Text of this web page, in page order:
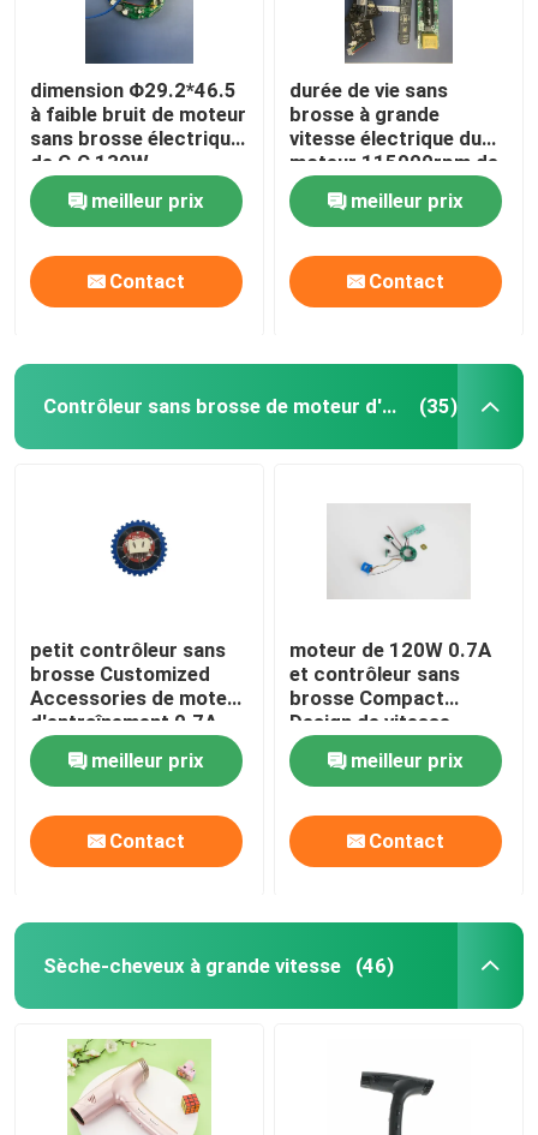
dimension Φ29.2*46.5
à faible bruit de moteur
sans brosse électrique
de C.C 130W
meilleur prix
Contact
durée de vie sans
brosse à grande
vitesse électrique du
moteur 115000rpm de
C.C 1.2A plus longue
meilleur prix
Contact
Contrôleur sans brosse de moteur d'entraînement (35)
petit contrôleur sans
brosse Customized
Accessories de moteur
d'entraînement 0.7A
meilleur prix
Contact
moteur de 120W 0.7A
et contrôleur sans
brosse Compact
Design de vitesse
meilleur prix
Contact
Sèche-cheveux à grande vitesse (46)